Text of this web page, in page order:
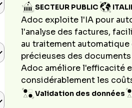
SECTEUR PUBLIC
Adoc exploite l'IA pour
l'analyse des factures,
au traitement automatique
précieuses des
Adoc améliore l'efficacité
considérablement les
Validation des données